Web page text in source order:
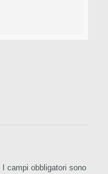
I campi obbligatori sono